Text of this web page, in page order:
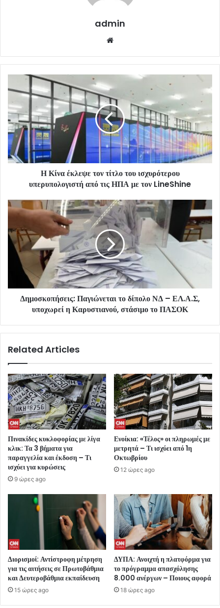
admin
Η Κίνα έκλεψε τον τίτλο του ισχυρότερου
υπερυπολογιστή από τις ΗΠΑ με τον LineShine
Δημοσκοπήσεις: Παγιώνεται το δίπολο ΝΔ – ΕΛ.Α.Σ,
υποχωρεί η Καρυστιανού, στάσιμο το ΠΑΣΟΚ
Related Articles
Πινακίδες κυκλοφορίας με λίγα
κλικ: Τα 3 βήματα για
παραγγελία και έκδοση – Τι
ισχύει για κυρώσεις
9 ώρες ago
Ενοίκια: «Τέλος» οι πληρωμές με
μετρητά – Τι ισχύει από 1η
Οκτωβρίου
12 ώρες ago
Διορισμοί: Αντίστροφη μέτρηση
για τις αιτήσεις σε Πρωτοβάθμια
και Δευτεροβάθμια εκπαίδευση
15 ώρες ago
ΔΥΠΑ: Ανοιχτή η πλατφόρμα για
το πρόγραμμα απασχόλησης
8.000 ανέργων – Ποιους αφορά
18 ώρες ago